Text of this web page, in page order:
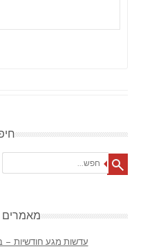
מאמרים
עדשות מגע חודשיות –